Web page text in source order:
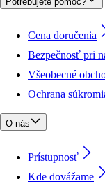
Cena doručenia
Bezpečnosť pri
Všeobecné
Ochrana
O nás
Prístupnosť
Kde dovážame